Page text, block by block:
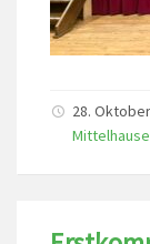
28.